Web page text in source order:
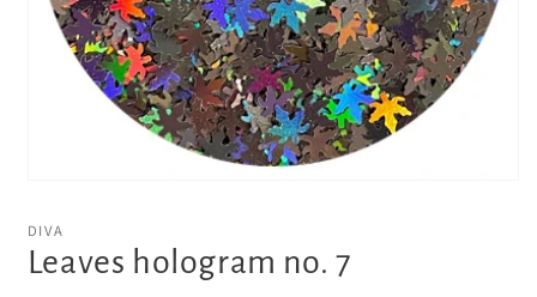
openen
in
modaal
DIVA
Leaves hologram no. 7